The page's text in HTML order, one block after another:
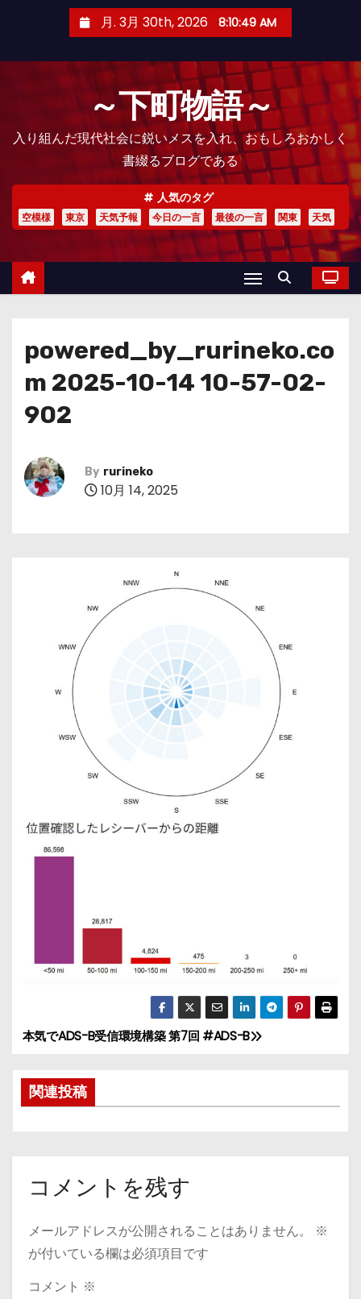
月. 3月 30th, 2026 8:10:50 AM
～下町物語～
入り組んだ現代社会に鋭いメスを入れ、おもしろおかしく
書綴るブログである
人気のタグ
空模様 東京 天気予報 今日の一言 最後の一言 関東 天気
powered_by_rurineko.co
m 2025-10-14 10-57-02-
902
By rurineko
10月 14, 2025
投
稿
ナ
ゲ
シ
ョ
本気でADS-B受信環境構築 第7回 #ADS-B
関連投稿
コメントを残す
メールアドレスが公開されることはありません。
※
が付いている欄は必須項目です
コメント ※